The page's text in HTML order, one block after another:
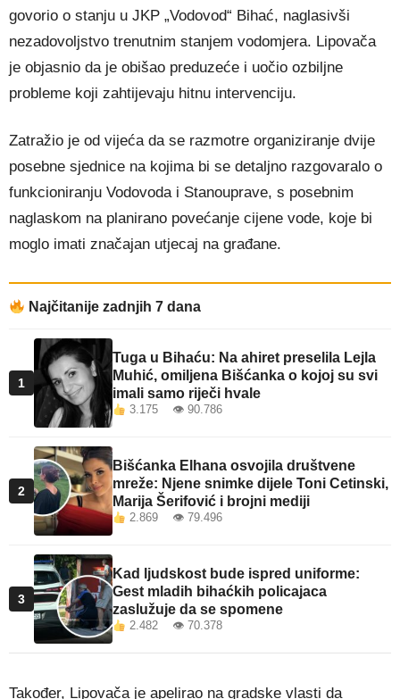
govorio o stanju u JKP „Vodovod“ Bihać, naglasivši
nezadovoljstvo trenutnim stanjem vodomjera. Lipovača
je objasnio da je obišao preduzeće i uočio ozbiljne
probleme koji zahtijevaju hitnu intervenciju.
Zatražio je od vijeća da se razmotre organiziranje dvije
posebne sjednice na kojima bi se detaljno razgovaralo o
funkcioniranju Vodovoda i Stanouprave, s posebnim
naglaskom na planirano povećanje cijene vode, koje bi
moglo imati značajan utjecaj na građane.
Najčitanije zadnjih 7 dana
1
Tuga u Bihaću: Na ahiret preselila Lejla
Muhić, omiljena Bišćanka o kojoj su svi
imali samo riječi hvale
3.175 👁 90.786
2
Bišćanka Elhana osvojila društvene
mreže: Njene snimke dijele Toni Cetinski,
Marija Šerifović i brojni mediji
2.869 👁 79.496
3
Kad ljudskost bude ispred uniforme:
Gest mladih bihaćkih policajaca
zaslužuje da se spomene
2.482 👁 70.378
Također, Lipovača je apelirao na gradske vlasti da